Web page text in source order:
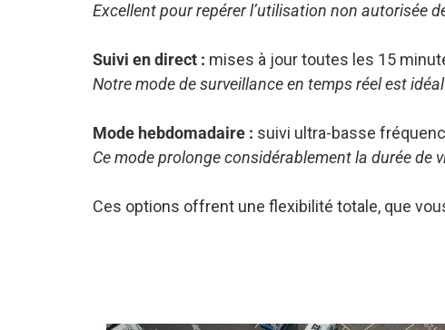
Excellent pour repérer l’utilisation non autorisée
Suivi en direct : mises à jour toutes les 15
Notre mode de surveillance en temps réel est
Mode hebdomadaire : suivi ultra-basse
Ce mode prolonge considérablement la durée
Ces options offrent une flexibilité totale, que